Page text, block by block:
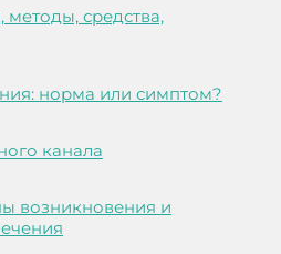
средства,
норма или симптом?
канала
возникновения и